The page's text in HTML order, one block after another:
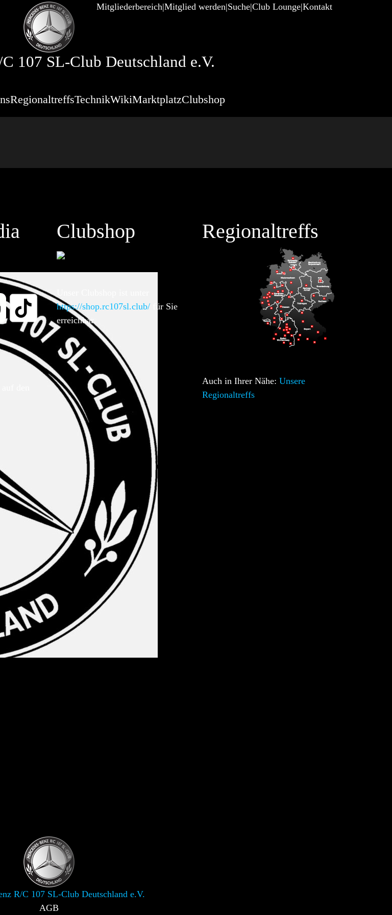
Mitgliederbereich Mitglied werden Suche Club Lounge Kontakt
107 SL-Club Deutschland e.V.
RegionaltreffsTechnikWikiMarktplatzClubshop
den
Clubshop
https://shop.rc107sl.club/ für Sie
erreichbar.
Regionaltreffs
Auch in Ihrer Nähe: Unsere
Regionaltreffs
R/C 107 SL-Club Deutschland e.V.
AGB